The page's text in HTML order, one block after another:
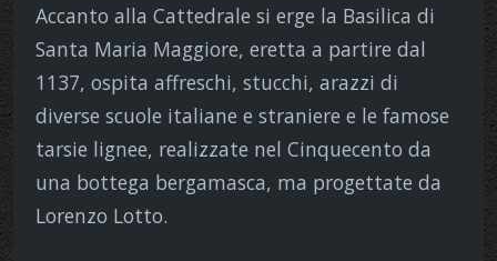
Accanto alla Cattedrale si erge la Basilica di
Santa Maria Maggiore, eretta a partire dal
1137, ospita affreschi, stucchi, arazzi di
diverse scuole italiane e straniere e le famose
tarsie lignee, realizzate nel Cinquecento da
una bottega bergamasca, ma progettate da
Lorenzo Lotto.